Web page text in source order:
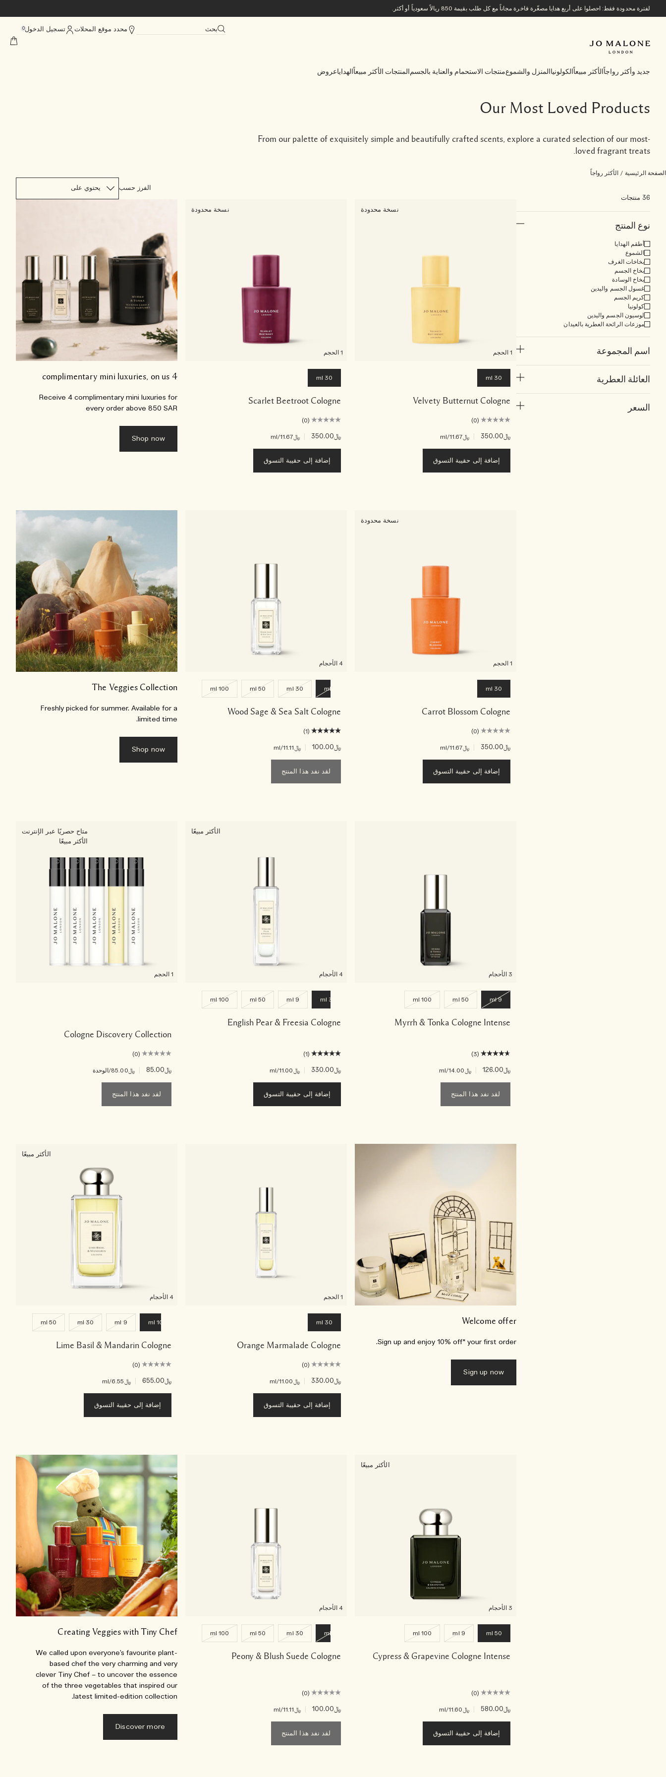
لفترة محدودة فقط: احصلوا على أربع هدايا مصغّرة فاخرة مجاناً مع كل طلب بقيمة 850 ريالاً سعودياً أو أكثر.
بحث محدد موقع المحلات تسجيل الدخول0
جديد وأكثر رواجاً الأكثر مبيعاً الكولونيا المنزل والشموعمنتجات الاستحمام والعناية بالجسم المنتجات الأكثر مبيعاً الهداياعروض
Our Most Loved Products
From our palette of exquisitely simple and beautifully crafted scents, explore a curated selection of our most-
loved fragrant treats.
الصفحة الرئيسية / الأكثر رواجاً
36 منتجات
نوع المنتج
أطقم الهدايا
الشموع
بخاخات الغرف
بخاخ الجسم
بخاخ الوسادة
غسول الجسم واليدين
كريم الجسم
كولونيا
لوسيون الجسم واليدين
موزعات الرائحة العطرية بالعيدان
اسم المجموعة
العائلة العطرية
السعر
الفرز حسب
نسخة محدودة
1 الحجم
30 ml
Velvety Butternut Cologne
(0)
﷼350.00 ﷼11.67 /ml
إضافة إلى حقيبة التسوق
نسخة محدودة
1 الحجم
30 ml
Scarlet Beetroot Cologne
(0)
﷼350.00 ﷼11.67 /ml
إضافة إلى حقيبة التسوق
4 complimentary mini luxuries, on us
Receive 4 complimentary mini luxuries for
every order above 850 SAR
Shop now
نسخة محدودة
1 الحجم
30 ml
Carrot Blossom Cologne
(0)
﷼350.00 ﷼11.67 /ml
إضافة إلى حقيبة التسوق
4 الأحجام
30 ml
50 ml
100 ml
Wood Sage & Sea Salt Cologne
(1)
﷼100.00 ﷼11.11 /ml
لقد نفد هذا المنتج
The Veggies Collection
Freshly picked for summer. Available for a
limited time.
Shop now
3 الأحجام
9 ml
50 ml
100 ml
Myrrh & Tonka Cologne Intense
(3)
﷼126.00 ﷼14.00 /ml
لقد نفد هذا المنتج
الأكثر مبيعًا
4 الأحجام
30 ml
9 ml
50 ml
100 ml
English Pear & Freesia Cologne
(1)
﷼330.00 ﷼11.00 /ml
إضافة إلى حقيبة التسوق
متاح حصريًا عبر الإنترنت
الأكثر مبيعًا
1 الحجم
Cologne Discovery Collection
(0)
﷼85.00 ﷼85.00 /الوحدة
لقد نفد هذا المنتج
Welcome offer
Sign up and enjoy 10% off* your first order.
Sign up now
1 الحجم
30 ml
Orange Marmalade Cologne
(0)
﷼330.00 ﷼11.00 /ml
إضافة إلى حقيبة التسوق
الأكثر مبيعًا
4 الأحجام
100 ml
9 ml
30 ml
50 ml
Lime Basil & Mandarin Cologne
(0)
﷼655.00 ﷼6.55 /ml
إضافة إلى حقيبة التسوق
الأكثر مبيعًا
3 الأحجام
50 ml
9 ml
100 ml
Cypress & Grapevine Cologne Intense
(0)
﷼580.00 ﷼11.60 /ml
إضافة إلى حقيبة التسوق
4 الأحجام
30 ml
50 ml
100 ml
Peony & Blush Suede Cologne
(0)
﷼100.00 ﷼11.11 /ml
لقد نفد هذا المنتج
Creating Veggies with Tiny Chef
We called upon everyone’s favourite plant-
based chef the very charming and very
clever Tiny Chef – to uncover the essence
of the three vegetables that inspired our
latest limited-edition collection.
Discover more